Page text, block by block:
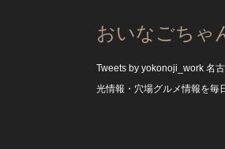
おいなごちゃ
Tweets by yokonoji_work 名
光情報・穴場グルメ情報を毎